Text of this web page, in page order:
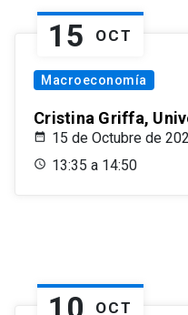
15 OCT
Macroeconomía
Cristina Griffa,
15 de Octubre de
13:35 a 14:50
OCT